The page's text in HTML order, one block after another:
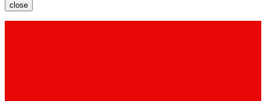
close